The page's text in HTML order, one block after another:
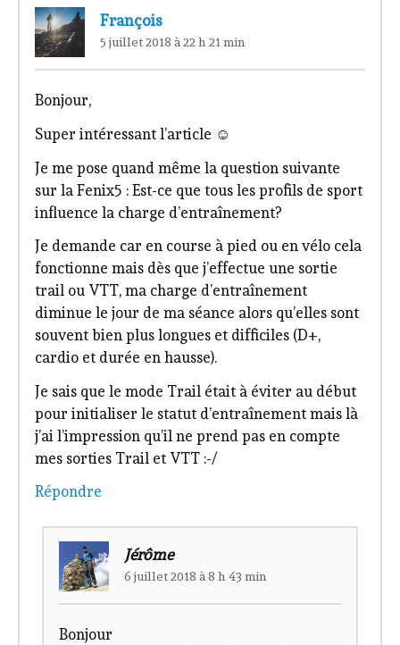
François
5 juillet 2018 à 22 h 21 min
Bonjour,
Super intéressant l’article ☺️
Je me pose quand même la question suivante
sur la Fenix5 : Est-ce que tous les profils de sport
influence la charge d’entraînement?
Je demande car en course à pied ou en vélo cela
fonctionne mais dès que j’effectue une sortie
trail ou VTT, ma charge d’entraînement
diminue le jour de ma séance alors qu’elles sont
souvent bien plus longues et difficiles (D+,
cardio et durée en hausse).
Je sais que le mode Trail était à éviter au début
pour initialiser le statut d’entraînement mais là
j’ai l’impression qu’il ne prend pas en compte
mes sorties Trail et VTT :-/
Répondre
Jérôme
6 juillet 2018 à 8 h 43 min
Bonjour